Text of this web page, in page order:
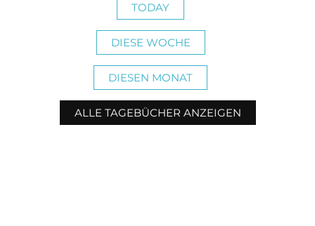
TODAY
DIESE WOCHE
DIESEN MONAT
ALLE TAGEBÜCHER ANZEIGEN